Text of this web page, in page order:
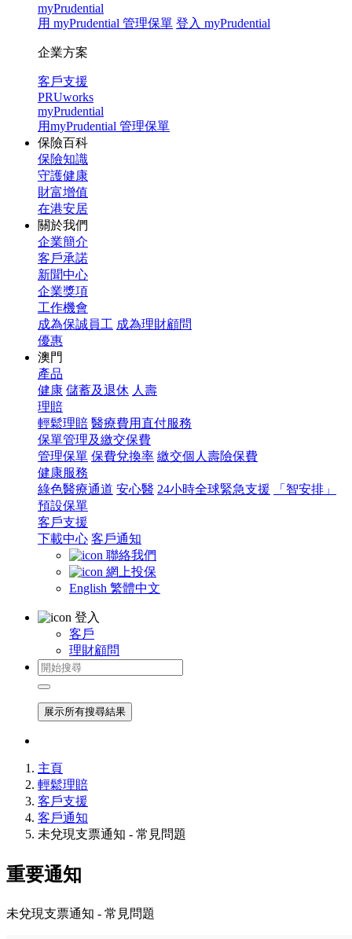
myPrudential
用 myPrudential 管理保單 登入 myPrudential
企業方案
客戶支援
PRUworks
myPrudential
用myPrudential 管理保單
保險百科
保險知識
守護健康
財富增值
在港安居
關於我們
企業簡介
客戶承諾
新聞中心
企業獎項
工作機會
成為保誠員工 成為理財顧問
優惠
澳門
產品
健康 儲蓄及退休 人壽
理賠
輕鬆理賠 醫療費用直付服務
保單管理及繳交保費
管理保單 保費兌換率 繳交個人壽險保費
健康服務
綠色醫療通道 安心醫 24小時全球緊急支援
「智安排」
預設保單
客戶支援
下載中心 客戶通知
聯絡我們
網上投保
English 繁體中文
登入
客戶
理財顧問
展示所有搜尋結果
主頁
輕鬆理賠
客戶支援
客戶通知
未兌現支票通知 - 常見問題
重要通知
未兌現支票通知 - 常見問題